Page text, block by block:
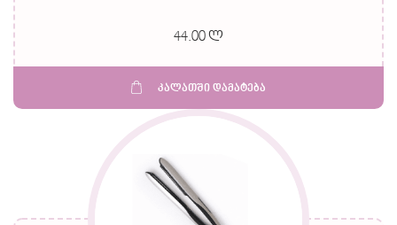
44.00 ლ
კალათში დამატება